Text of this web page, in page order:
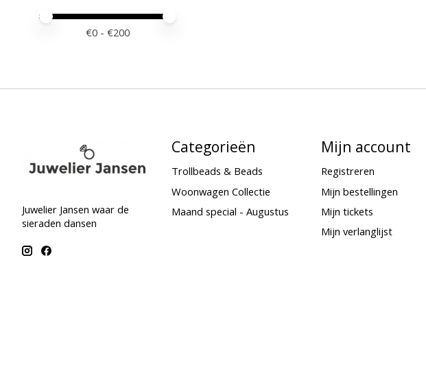
Minimale prijswaarde
Price maximum value
€0 - €200
Juwelier Jansen waar de
sieraden dansen
Categorieën
Trollbeads & Beads
Woonwagen Collectie
Maand special - Augustus
Mijn account
Registreren
Mijn bestellingen
Mijn tickets
Mijn verlanglijst